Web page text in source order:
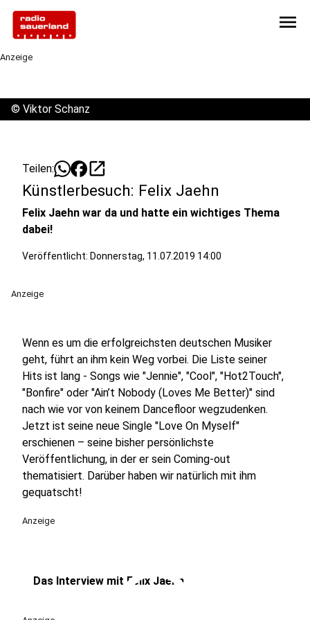
menu
Anzeige
© Viktor Schanz
Teilen: open_in_new
Künstlerbesuch: Felix Jaehn
Felix Jaehn war da und hatte ein wichtiges Thema
dabei!
Veröffentlicht: Donnerstag, 11.07.2019 14:00
Anzeige
Wenn es um die erfolgreichsten deutschen Musiker
geht, führt an ihm kein Weg vorbei. Die Liste seiner
Hits ist lang - Songs wie "Jennie", "Cool", "Hot2Touch",
"Bonfire" oder "Ain’t Nobody (Loves Me Better)" sind
nach wie vor von keinem Dancefloor wegzudenken.
Jetzt ist seine neue Single "Love On Myself"
erschienen – seine bisher persönlichste
Veröffentlichung, in der er sein Coming-out
thematisiert. Darüber haben wir natürlich mit ihm
gequatscht!
Anzeige
Das Interview mit Felix Jaehn